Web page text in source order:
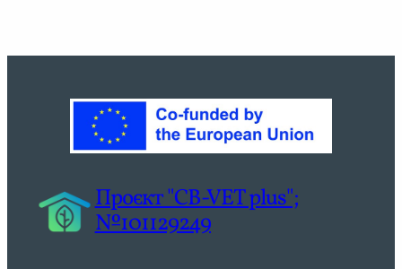
Проєкт "CB-VET plus";
№101129249